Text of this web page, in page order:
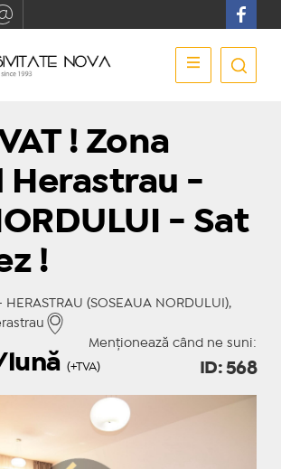
! Zona
Herastrau -
- Sat
!
(SOSEAUA NORDULUI),
Menționează când ne suni:
(+TVA) ID: 568